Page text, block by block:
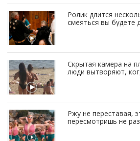
Ролик длится
смеяться вы будете
Скрытая камера на
люди вытворяют,
Ржу не переставая,
пересмотришь не раз